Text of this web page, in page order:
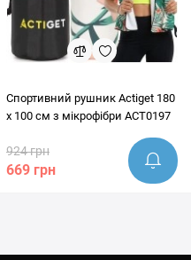
Спортивний рушник Actiget 180
x 100 см з мікрофібри ACT0197
924 грн
669 грн